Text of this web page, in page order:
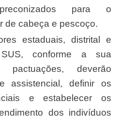
para o
de cabeça e pescoço.
conforme a sua
pactuações, deverão
assistencial, definir os
e estabelecer os
dos indivíduos